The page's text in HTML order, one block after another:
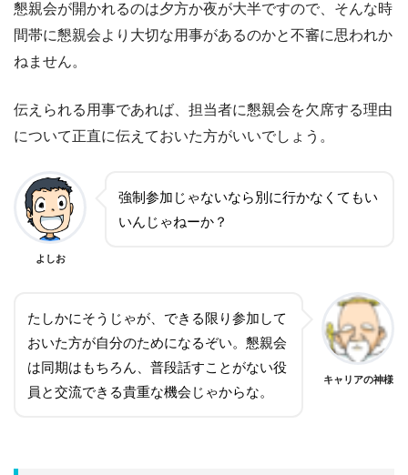
懇親会が開かれるのは夕方か夜が大半ですので、そんな時
間帯に懇親会より大切な用事があるのかと不審に思われか
ねません。
伝えられる用事であれば、担当者に懇親会を欠席する理由
について正直に伝えておいた方がいいでしょう。
よしお
強制参加じゃないなら別に行かなくてもい
いんじゃねーか？
たしかにそうじゃが、できる限り参加して
おいた方が自分のためになるぞい。懇親会
は同期はもちろん、普段話すことがない役
員と交流できる貴重な機会じゃからな。
キャリアの神様